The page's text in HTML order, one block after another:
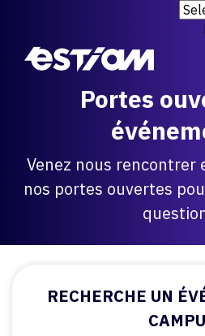
Portes
Venez nous rencontrer
nos portes ouvertes
RECHERCHE UN